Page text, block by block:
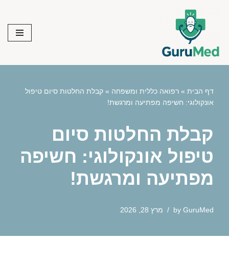
content
דף הבית » רפואה כללית ומשפחה » קבלת החלטות סיום טיפול
אונקולוגי: חשיפה מפתיעה ומרגשת!
קבלת החלטות סיום
טיפול אונקולוגי: חשיפה
מפתיעה ומרגשת!
by GuruMed מרץ 28, 2026